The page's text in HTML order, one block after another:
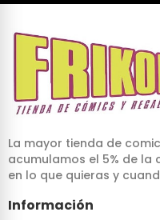
La mayor tienda de
acumulamos el 5% de
en lo que quieras y
Información